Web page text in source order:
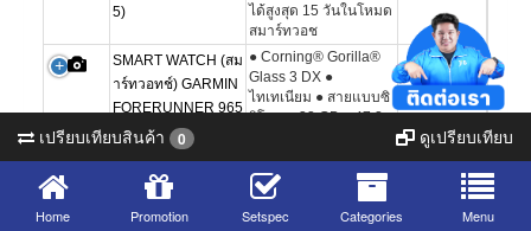
5)
ได้สูงสุด 15 วันในโหมด
สมาร์ทวอช
SMART WATCH (สม
าร์ทวอทช์) GARMIN
FORERUNNER 965
AMOLED (BLACK)
● Corning® Gorilla®
Glass 3 DX ●
ไทเทเนียม ● สายแบบซิ
ลิโคน ● 32 GB ● 47.2 x
รองรับข้อมือที่มีขนาด
เส้นรอบวง 135-205
มม.
21,390
● ขนาดจอแสดงผล 1.4" 21,390
เปรียบเทียบสินค้า 0 ดูเปรียบเทียบ
Home Promotion Setspec Categories Menu